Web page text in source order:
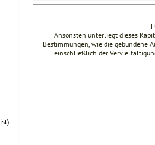
Ansonsten unterliegt dieses
Bestimmungen, wie die gebundene
einschließlich der